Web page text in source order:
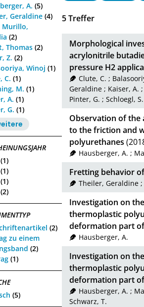
A. (5)
Geraldine (4)
Murillo,
(2)
Thomas (2)
Z. (2)
Winoj (1)
C. (1)
M. (1)
A. (1)
G. (1)
(1)
(1)
(1)
(2)
(2)
zu einem
(2)
(1)
(5)
5Treffer
Morphological
acrylonitrile
pressure H2
Clute, C. ;
Geraldine ; Kaiser, A.
Pinter, G. ; Schloegl, S.
Observation of the
to the friction and
polyurethanes
Hausberger, A. ;
Fretting behavior
Theiler, Geraldine;
Investigation on
thermoplastic
deformation part
Hausberger, A.
Investigation on
thermoplastic
deformation part
Hausberger, A. ;
Schwarz, T.